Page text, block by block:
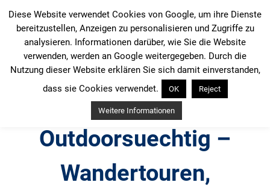
Inhalt
springen
Outdoorsuechtig –
Wandertouren,
Diese Website verwendet Cookies von Google, um ihre Dienste
bereitzustellen, Anzeigen zu personalisieren und Zugriffe zu
analysieren. Informationen darüber, wie Sie die Website
verwenden, werden an Google weitergegeben. Durch die
Nutzung dieser Website erklären Sie sich damit einverstanden,
dass sie Cookies verwendet.
OK Reject
Weitere Informationen